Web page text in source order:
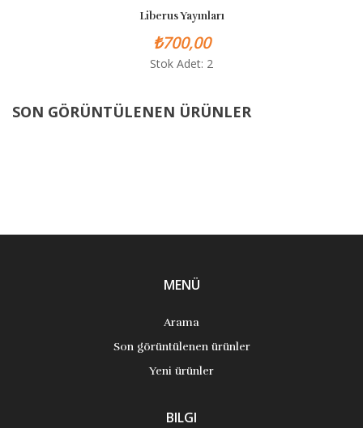
Liberus Yayınları
₺700,00
Stok Adet: 2
SON GÖRÜNTÜLENEN ÜRÜNLER
MENÜ
Arama
Son görüntülenen ürünler
Yeni ürünler
BILGI